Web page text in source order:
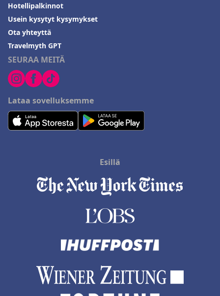
SEURAA MEITÄ
Lataa sovelluksemme
Hotellipalkinnot
Usein kysytyt kysymykset
Ota yhteyttä
Travelmyth GPT
Esillä